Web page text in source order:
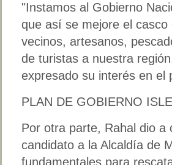
Instamos al Gobierno
que así se mejore el
vecinos, artesanos,
de turistas a nuestra
expresado su interés en el
PLAN DE GOBIERNO
Por otra parte, Rahal dio a
candidato a la Alcaldía de
fundamentales para